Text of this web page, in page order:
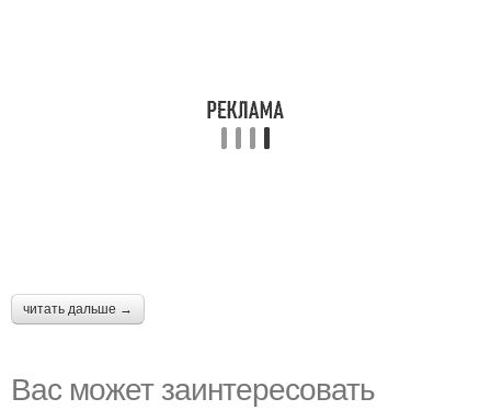
читать дальше →
Вас может заинтересовать